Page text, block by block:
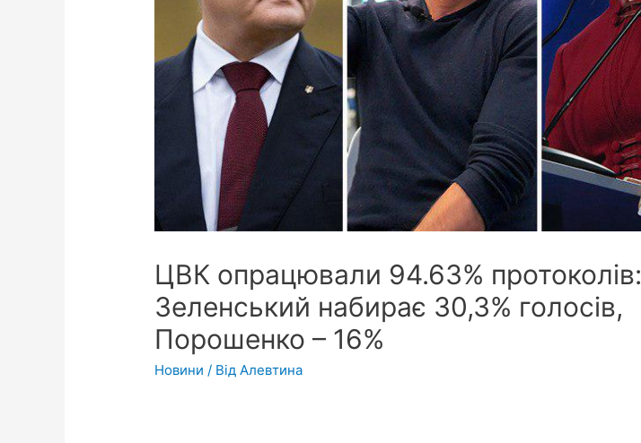
ЦВК опрацювали 94.63% протоколів:
Зеленський набирає 30,3% голосів,
Порошенко – 16%
Новини / ВідАлевтина